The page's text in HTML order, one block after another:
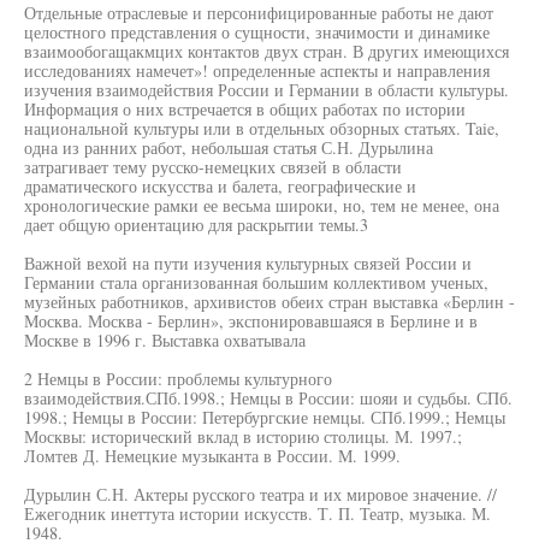
Отдельные отраслевые и персонифицированные работы не дают
целостного представления о сущности, значимости и динамике
взаимообогащакмцих контактов двух стран. В других имеющихся
исследованиях намечет»! определенные аспекты и направления
изучения взаимодействия России и Германии в области культуры.
Информация о них встречается в общих работах по истории
национальной культуры или в отдельных обзорных статьях. Taie,
одна из ранних работ, небольшая статья С.Н. Дурылина
затрагивает тему русско-немецких связей в области
драматического искусства и балета, географические и
хронологические рамки ее весьма широки, но, тем не менее, она
дает общую ориентацию для раскрытии темы.3
Важной вехой на пути изучения культурных связей России и
Германии стала организованная большим коллективом ученых,
музейных работников, архивистов обеих стран выставка «Берлин -
Москва. Москва - Берлин», экспонировавшаяся в Берлине и в
Москве в 1996 г. Выставка охватывала
2 Немцы в России: проблемы культурного
взаимодействия.СПб.1998.; Немцы в России: шояи и судьбы. СПб.
1998.; Немцы в России: Петербургские немцы. СПб.1999.; Немцы
Москвы: исторический вклад в историю столицы. М. 1997.;
Ломтев Д. Немецкие музыканта в России. М. 1999.
Дурылин С.Н. Актеры русского театра и их мировое значение. //
Ежегодник инеттута истории искусств. Т. П. Театр, музыка. М.
1948.